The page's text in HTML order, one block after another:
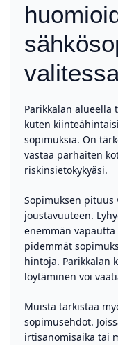
Parikkalan alueella
kuten
sopimuksia. On
vastaa parhaiten
riskinsietokykyäsi.
Sopimuksen
joustavuuteen.
enemmän
pidemmät
hintoja. Parikkalan
löytäminen voi
Muista tarkistaa
sopimusehdot.
irtisanomisaika tai